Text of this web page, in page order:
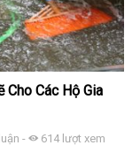
Cho Các Hộ Gia
- 614 lượt xem